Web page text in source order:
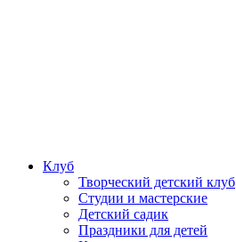
Клуб
Творческий детский клуб
Студии и мастерские
Детский садик
Праздники для детей